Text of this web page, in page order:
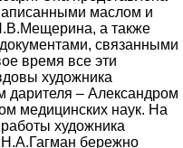
маслом и
а также
связанными
время все эти
художника
– Александром
медицинских наук. На
художника
Н.А.Гагман бережно